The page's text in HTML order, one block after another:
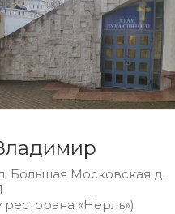
Большая Московская д.
ресторана «Нерль»)